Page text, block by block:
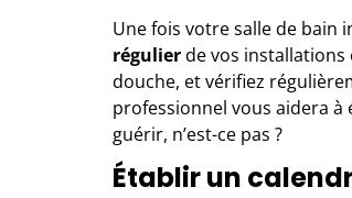
Une fois votre salle de bain
régulierde vos installations
douche, et vérifiez
professionnel vous aidera
guérir, n’est-ce pas ?
Établir un